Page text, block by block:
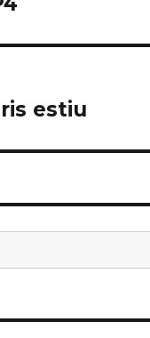
estiu